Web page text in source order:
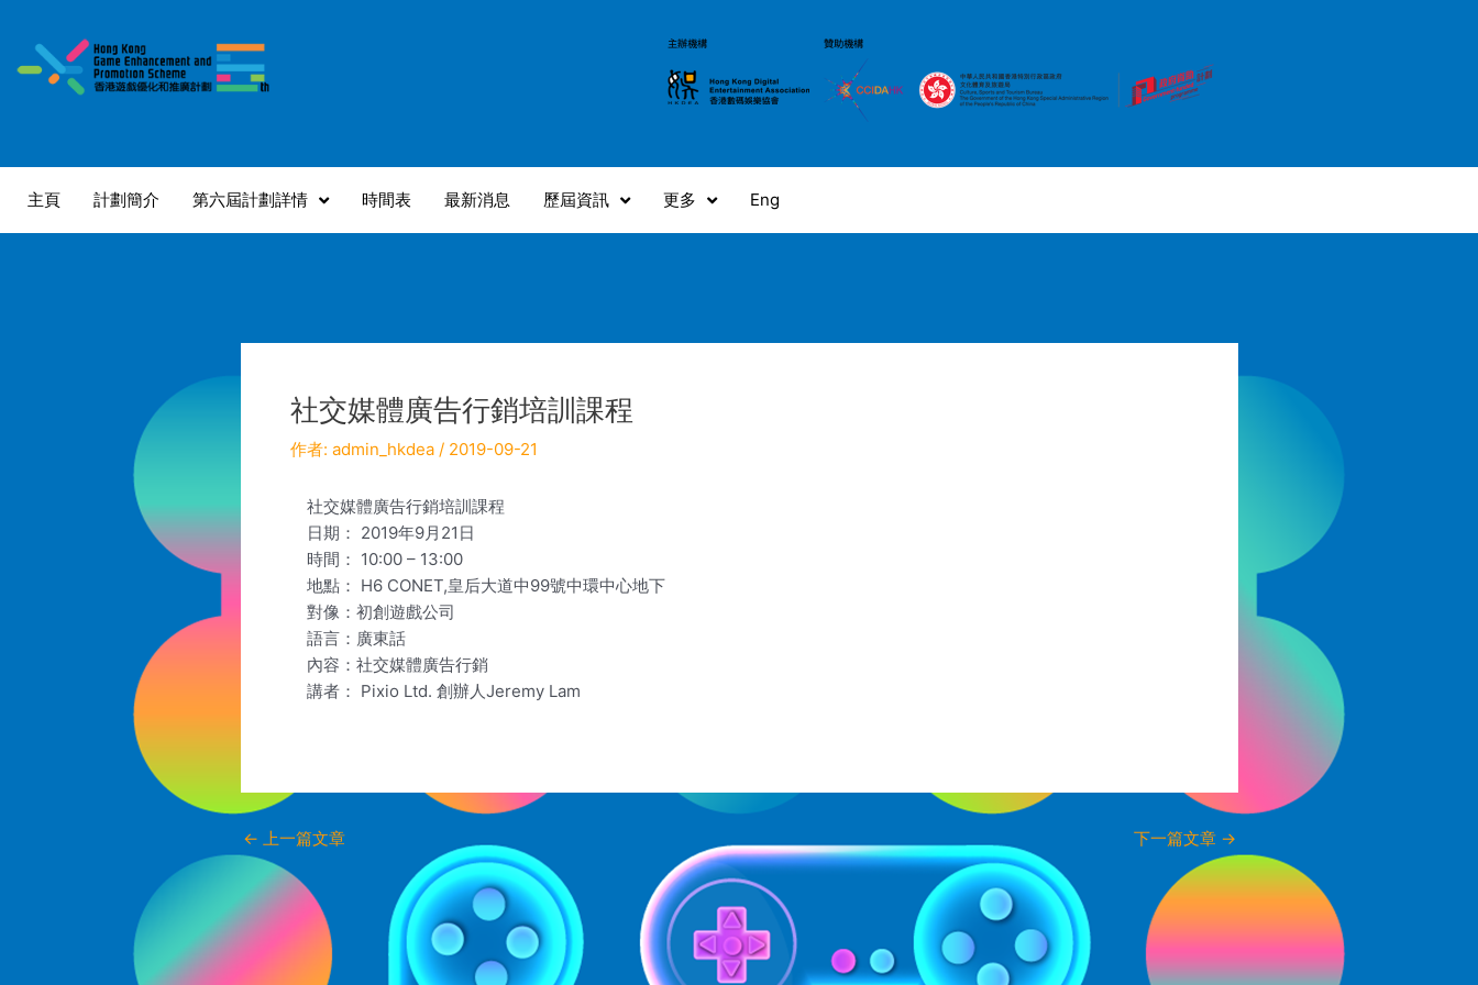
主頁 計劃簡介 第六屆計劃詳情 時間表 最新消息 歷屆資訊 更多 Eng
社交媒體廣告行銷培訓課程
作者: admin_hkdea / 2019-09-21
社交媒體廣告行銷培訓課程
日期： 2019年9月21日
時間： 10:00 – 13:00
地點： H6 CONET,皇后大道中99號中環中心地下
對像：初創遊戲公司
語言：廣東話
內容：社交媒體廣告行銷
講者： Pixio Ltd. 創辦人Jeremy Lam
← 上一篇文章 下一篇文章 →